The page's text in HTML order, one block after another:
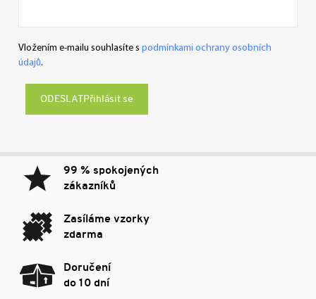
Vložením e-mailu souhlasíte s podmínkami ochrany osobních
údajů.
Přihlásit se
99 % spokojených
zákazníků
Zasíláme vzorky
zdarma
Doručení
do 10 dní